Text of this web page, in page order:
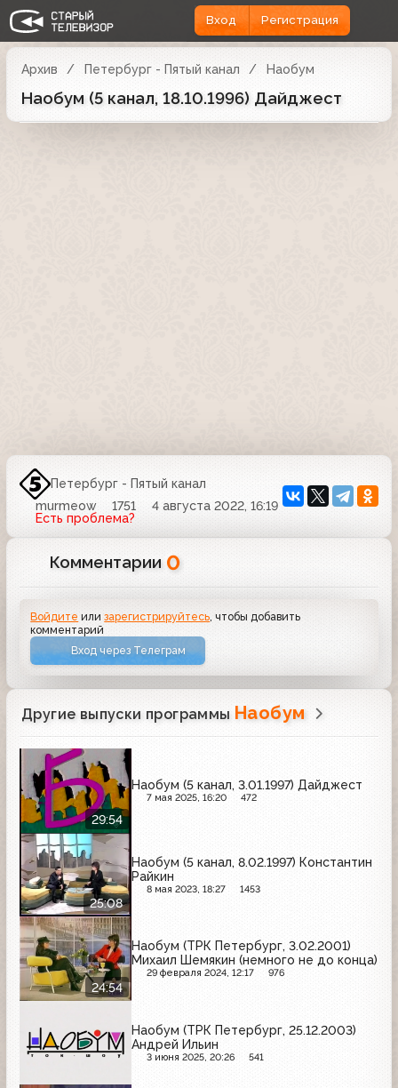
Вход Регистрация
Архив Петербург - Пятый канал Наобум
Наобум (5 канал, 18.10.1996) Дайджест
Петербург - Пятый канал
murmeow
1751
4 августа 2022, 16:19
Есть проблема?
Комментарии 0
Войдите илизарегистрируйтесь , чтобы добавить
комментарий
Вход через Телеграм
Другие выпуски программы Наобум
29:54
Наобум (5 канал, 3.01.1997) Дайджест
7 мая 2025, 16:20 472
25:08
Наобум (5 канал, 8.02.1997) Константин
Райкин
8 мая 2023, 18:27 1453
24:54
Наобум (ТРК Петербург, 3.02.2001)
Михаил Шемякин (немного не до конца)
29 февраля 2024, 12:17 976
Наобум (ТРК Петербург, 25.12.2003)
Андрей Ильин
3 июня 2025, 20:26 541